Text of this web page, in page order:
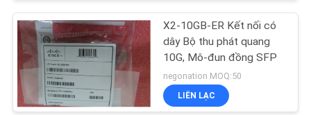
KIỂM
SOÁT
CHẤT
LƯỢNG
X2-10GB-ER Kết nối có
dây Bộ thu phát quang
10G, Mô-đun đồng SFP
negonation MOQ:50
LIÊN LẠC